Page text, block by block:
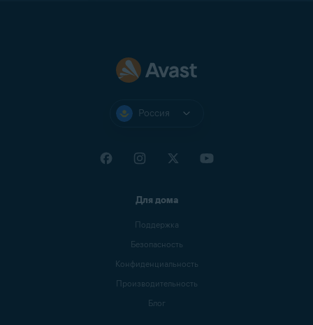
Россия
Для дома
Поддержка
Безопасность
Конфиденциальность
Производительность
Блог